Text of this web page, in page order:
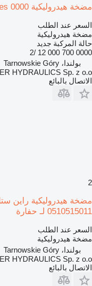
مضخة هيدروليكية Arjes 0000
السعر عند الطلب
مضخة هيدروليكية
حالة المركبة جديد
0000 700 000 12 /2
بولندا، Tarnowskie Góry
HYDRAULICS Sp. z o.o.
الاتصال بالبائع
2
0510515011 لـ حفارة
السعر عند الطلب
مضخة هيدروليكية
بولندا، Tarnowskie Góry
HYDRAULICS Sp. z o.o.
الاتصال بالبائع